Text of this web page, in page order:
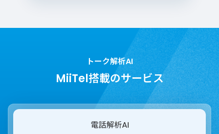
トーク解析AI
MiiTel搭載のサービス